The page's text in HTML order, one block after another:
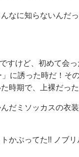
なに知らないんだ
すけど、初めて会
に誘った時だ！そ
時期で、上裸だっ
だミソッカスの衣
かぶってた!! ノブ